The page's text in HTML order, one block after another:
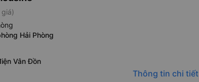
Hải Phòng
Vân Đồn
Thông tin chi tiết